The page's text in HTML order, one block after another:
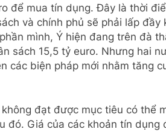
để mua tín dụng. Đây là thời
và chính phủ sẽ phải lấp
mình, Ý hiện đang trên đà
sách 15,5 tỷ euro. Nhưng hai
các biện pháp mới nhằm tăng
không đạt được mục tiêu có thể
đó. Giá của các khoản tín